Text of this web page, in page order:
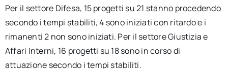
Per il settore Difesa, 15 progetti su 21 stanno procedendo
secondo i tempi stabiliti, 4 sono iniziati con ritardo e i
rimanenti 2 non sono iniziati. Per il settore Giustizia e
Affari Interni, 16 progetti su 18 sono in corso di
attuazione secondo i tempi stabiliti.